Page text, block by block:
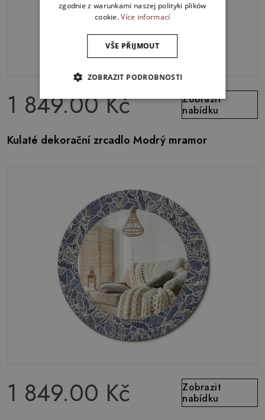
1 849.00 Kč
Zobrazit
nabídku
Kulaté dekorační zrcadlo Modrý mramor
1 849.00 Kč
Zobrazit
nabídku
zgodnie z warunkami naszej polityki plików
cookie.Více informací
VŠE PŘIJMOUT
ZOBRAZIT PODROBNOSTI